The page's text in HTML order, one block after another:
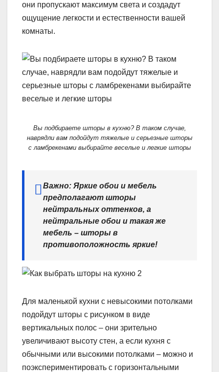
они пропускают максимум света и создадут
ощущение легкости и естественности вашей
комнаты.
Вы подбираете шторы в кухню? В таком случае,
наврядли вам подойдут тяжелые и серьезные шторы
с ламбрекенами выбирайте веселые и легкие шторы
Важно: Яркие обои и мебель
предполагают шторы
нейтральных оттенков, а
нейтральные обои и такая же
мебель – шторы в
противоположность яркие!
Для маленькой кухни с невысокими потолками
подойдут шторы с рисунком в виде
вертикальных полос – они зрительно
увеличивают высоту стен, а если кухня с
обычными или высокими потолками – можно и
поэкспериментировать с горизонтальными